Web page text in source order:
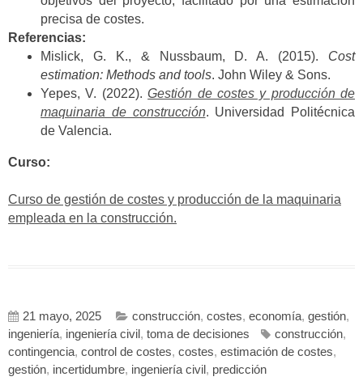
precisa de costes.
Referencias:
Mislick, G. K., & Nussbaum, D. A. (2015). Cost
estimation: Methods and tools. John Wiley & Sons.
Yepes, V. (2022).Gestión de costes y producción de
maquinaria de construcción. Universidad Politécnica
de Valencia.
Curso:
Curso de gestión de costes y producción de la maquinaria
empleada en la construcción.
21 mayo, 2025 construcción, costes, economía, gestión,
ingeniería, ingeniería civil , toma de decisiones construcción,
contingencia, control de costes, costes, estimación de costes,
gestión, incertidumbre, ingeniería civil , predicción